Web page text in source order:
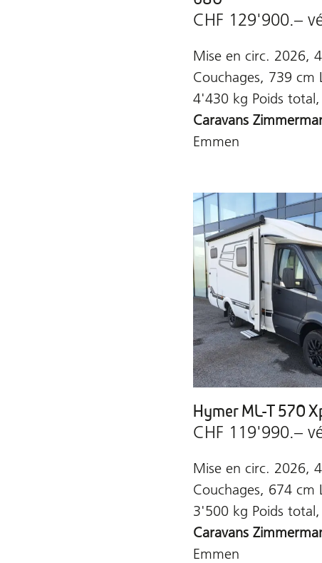
CHF 129'900.–
Mise en circ. 2026,
Couchages, 739 cm
4'430 kg Poids total,
Caravans
Emmen
Hymer ML-T 570
CHF 119'990.–
Mise en circ. 2026,
Couchages, 674 cm
3'500 kg Poids total,
Caravans
Emmen